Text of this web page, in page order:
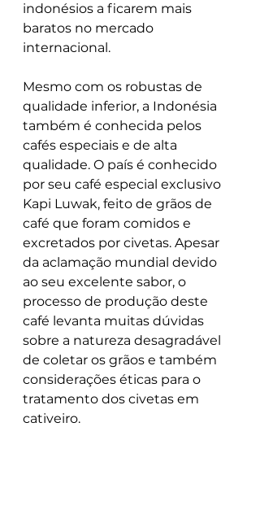
indonésios a ficarem mais
baratos no mercado
internacional.
Mesmo com os robustas de
qualidade inferior, a Indonésia
também é conhecida pelos
cafés especiais e de alta
qualidade. O país é conhecido
por seu café especial exclusivo
Kapi Luwak, feito de grãos de
café que foram comidos e
excretados por civetas. Apesar
da aclamação mundial devido
ao seu excelente sabor, o
processo de produção deste
café levanta muitas dúvidas
sobre a natureza desagradável
de coletar os grãos e também
considerações éticas para o
tratamento dos civetas em
cativeiro.